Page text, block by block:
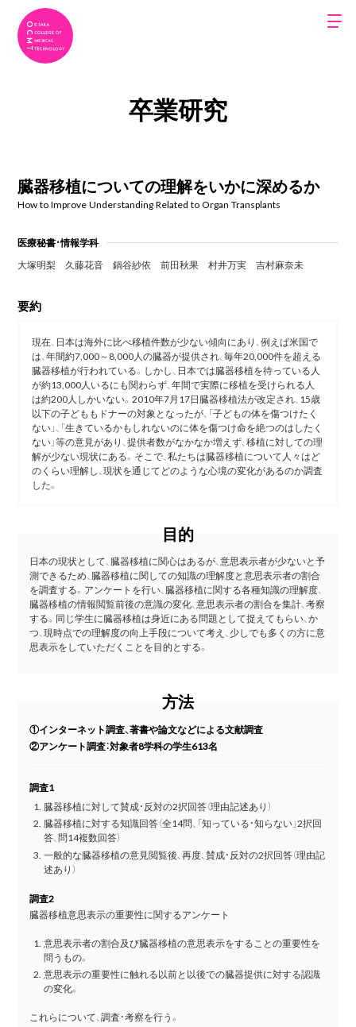
卒業研究
臓器移植についての理解をいかに深めるか
How to Improve Understanding Related to Organ Transplants
医療秘書・情報学科
大塚明梨
久藤花音 鍋谷紗依 前田秋果 村井万実 吉村麻奈未
要約
現在、日本は海外に比べ移植件数が少ない傾向にあり、例えば米国で
は、年間約7,000～8,000人の臓器が提供され、毎年20,000件を超える
臓器移植が行われている。しかし、日本では臓器移植を待っている人
が約13,000人いるにも関わらず、年間で実際に移植を受けられる人
は約200人しかいない。2010年7月17日臓器移植法が改定され、15歳
以下の子どももドナーの対象となったが、「子どもの体を傷つけたく
ない」、「生きているかもしれないのに体を傷つけ命を絶つのはしたく
ない」等の意見があり、提供者数がなかなか増えず、移植に対しての理
解が少ない現状にある。そこで、私たちは臓器移植について人々はど
のくらい理解し、現状を通じてどのような心境の変化があるのか調査
した。
目的
日本の現状として、臓器移植に関心はあるが、意思表示者が少ないと予
測できるため、臓器移植に関しての知識の理解度と意思表示者の割合
を調査する。アンケートを行い、臓器移植に関する各種知識の理解度、
臓器移植の情報閲覧前後の意識の変化、意思表示者の割合を集計、考察
する。同じ学生に臓器移植は身近にある問題として捉えてもらい、か
つ、現時点での理解度の向上手段について考え、少しでも多くの方に意
思表示をしていただくことを目的とする。
方法
①インターネット調査、著書や論文などによる文献調査
②アンケート調査：対象者8学科の学生613名
調査1
臓器移植に対して賛成・反対の2択回答（理由記述あり）
臓器移植に対する知識回答（全14問、「知っている・知らない」2択回
答、問14複数回答）
一般的な臓器移植の意見閲覧後、再度、賛成・反対の2択回答（理由記
述あり）
調査2
臓器移植意思表示の重要性に関するアンケート
意思表示者の割合及び臓器移植の意思表示をすることの重要性を
問うもの。
意思表示の重要性に触れる以前と以後での臓器提供に対する認識
の変化。
これらについて、調査・考察を行う。